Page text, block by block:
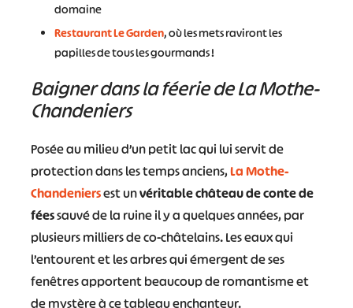
domaine
Restaurant Le Garden, où les mets raviront les
papilles de tous les gourmands !
Baigner dans la féerie de La Mothe-
Chandeniers
Posée au milieu d’un petit lac qui lui servit de
protection dans les temps anciens,La Mothe-
Chandeniersest unvéritable château de conte de
féessauvé de la ruine il y a quelques années, par
plusieurs milliers de co-châtelains. Les eaux qui
l’entourent et les arbres qui émergent de ses
fenêtres apportent beaucoup de romantisme et
de mystère à ce tableau enchanteur.